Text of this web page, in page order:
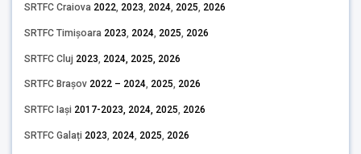
SRTFC Craiova 2022, 2023, 2024, 2025, 2026
SRTFC Timișoara 2023, 2024, 2025, 2026
SRTFC Cluj 2023 2024, 2025, 2026
SRTFC Brașov 2022 – 2024, 2025, 2026
SRTFC Iași 2017-2023, 2024, 2025, 2026
SRTFC Galați 2023, 2024, 2025, 2026